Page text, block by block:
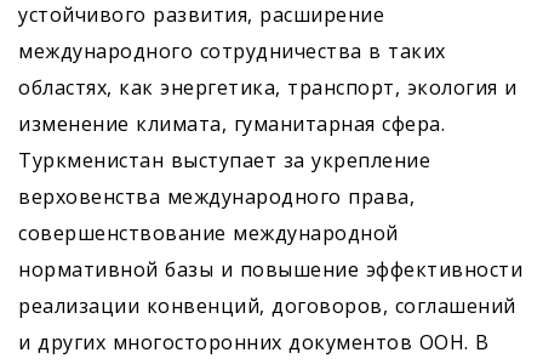
устойчивого развития, расширение
международного сотрудничества в таких
областях, как энергетика, транспорт, экология и
изменение климата, гуманитарная сфера.
Туркменистан выступает за укрепление
верховенства международного права,
совершенствование международной
нормативной базы и повышение эффективности
реализации конвенций, договоров, соглашений
и других многосторонних документов ООН. В